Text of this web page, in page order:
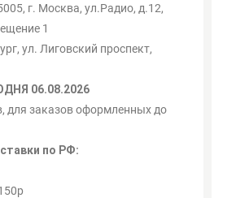
г. Москва, ул.Радио, д.12,
1
ул. Лиговский проспект,
06.08.2026
для заказов оформленных до
по РФ: